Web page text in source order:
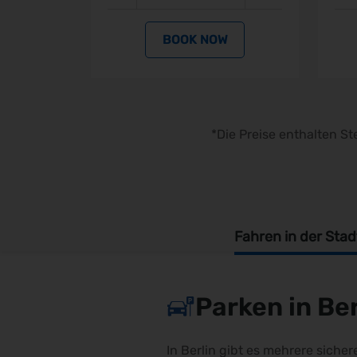
BOOK NOW
*Die Preise enthalten
Fahren in der
Parken in
In Berlin gibt es mehrere